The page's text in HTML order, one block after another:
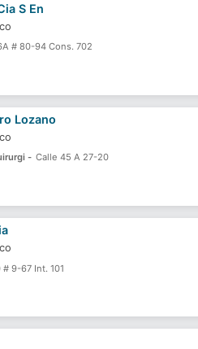
S En
# 80-94 Cons. 702
Lozano
- Calle 45 A 27-20
# 9-67 Int. 101